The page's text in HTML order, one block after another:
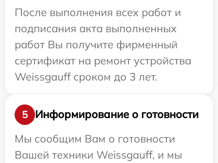
После выполнения всех работ и
подписания акта выполненных
работ Вы получите фирменный
сертификат на ремонт устройства
Weissgauff сроком до 3 лет.
5
Информирование о готовности
Мы сообщим Вам о готовности
Вашей техники Weissgauff, и мы